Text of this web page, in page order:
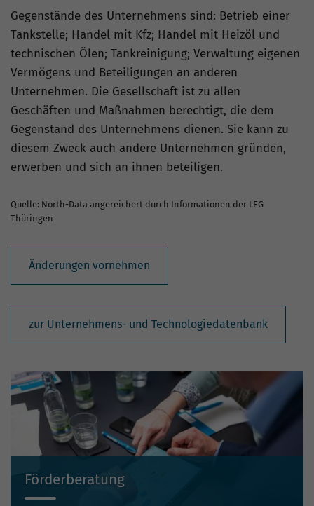
Gegenstände des Unternehmens sind: Betrieb einer
Tankstelle; Handel mit Kfz; Handel mit Heizöl und
technischen Ölen; Tankreinigung; Verwaltung eigenen
Vermögens und Beteiligungen an anderen
Unternehmen. Die Gesellschaft ist zu allen
Geschäften und Maßnahmen berechtigt, die dem
Gegenstand des Unternehmens dienen. Sie kann zu
diesem Zweck auch andere Unternehmen gründen,
erwerben und sich an ihnen beteiligen.
Quelle: North-Data angereichert durch Informationen der LEG
Thüringen
Änderungen vornehmen
zur Unternehmens- und Technologiedatenbank
Förderberatung